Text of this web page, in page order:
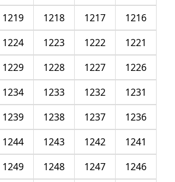
1216
1217
1218
1219
1221
1222
1223
1224
1226
1227
1228
1229
1231
1232
1233
1234
1236
1237
1238
1239
1241
1242
1243
1244
1246
1247
1248
1249